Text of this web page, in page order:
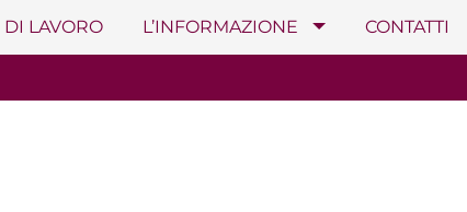
DI LAVORO L’INFORMAZIONE CONTATTI